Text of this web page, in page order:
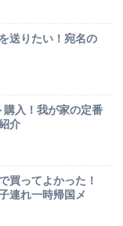
送りたい！宛名の
購入！我が家の定番
介
買ってよかった！
連れ一時帰国メ